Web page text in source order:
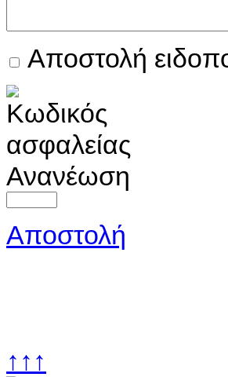
Αποστολή
Ανανέωση
Αποστολή
↑↑↑